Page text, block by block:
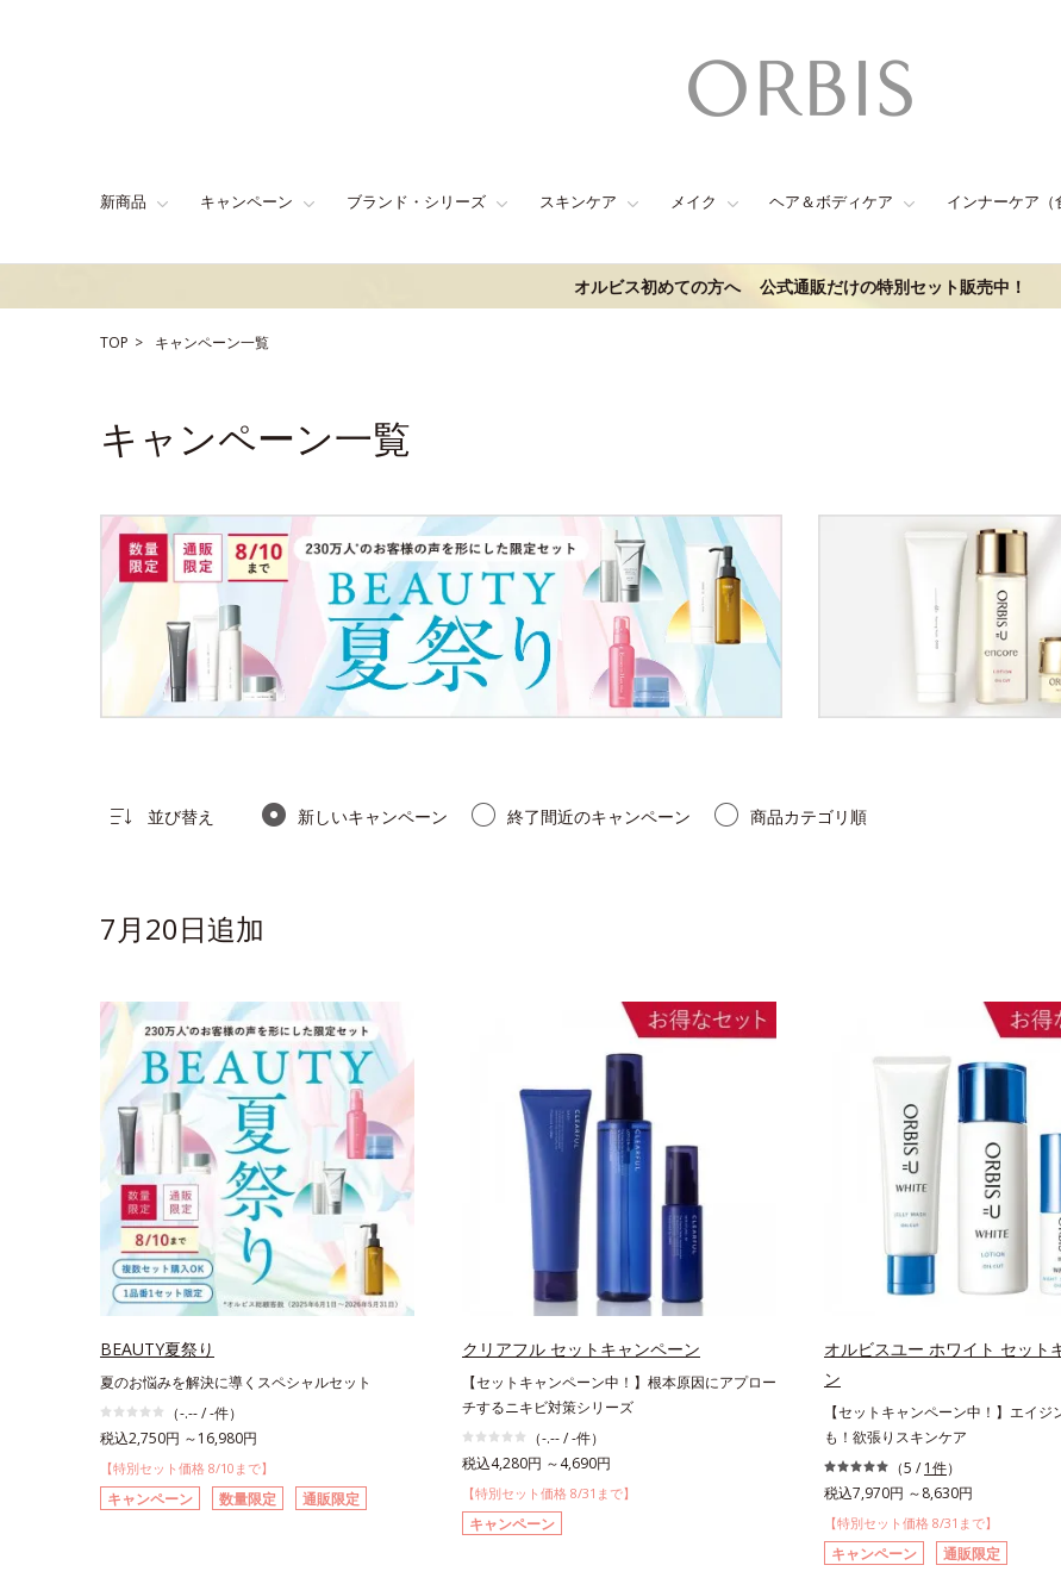
新商品 キャンペーン ブランド・シリーズ スキンケア メイク ヘア＆ボディケア インナーケア（
オルビス初めての方へ 公式通販だけの特別セット販売中！
TOP キャンペーン一覧
キャンペーン一覧
並び替え 新しいキャンペーン 終了間近のキャンペーン 商品カテゴリ順
7月20日追加
BEAUTY夏祭り
夏のお悩みを解決に導くスペシャルセット
（-.-- / -件）
税込2,750円 ～16,980円
【特別セット価格 8/10まで】
キャンペーン 数量限定 通販限定
クリアフル セットキャンペーン
【セットキャンペーン中！】根本原因にアプロー
チするニキビ対策シリーズ
（-.-- / -件）
税込4,280円 ～4,690円
【特別セット価格 8/31まで】
キャンペーン
オルビスユー ホワイト セット
ン
【セットキャンペーン中！】エイジ
も！欲張りスキンケア
（5 / 1件）
税込7,970円 ～8,630円
【特別セット価格 8/31まで】
キャンペーン 通販限定